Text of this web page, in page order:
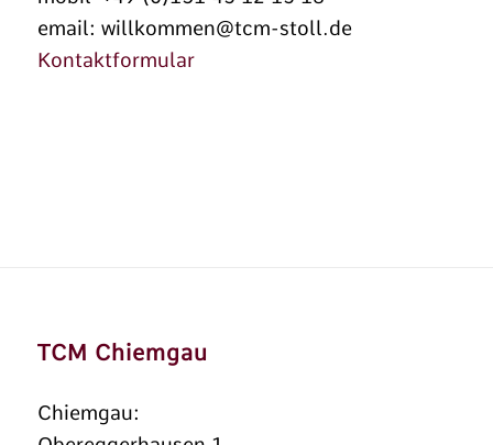
email: willkommen@tcm-stoll.de
Kontaktformular
TCM Chiemgau
Chiemgau: